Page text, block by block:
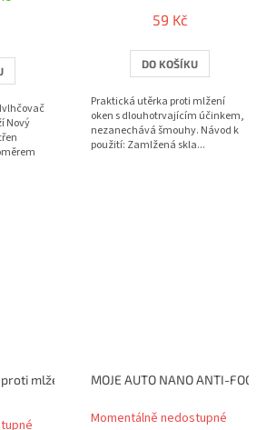
Nový
59 Kč
DO KOŠÍKU
Praktická utěrka proti mlžení
oken s dlouhotrvajícím účinkem,
nezanechává šmouhy. Návod k
použití: Zamlžená skla...
mlžení oken 150 mlMOJE AUTO NANO ANTI-FOG
Momentálně nedostupné